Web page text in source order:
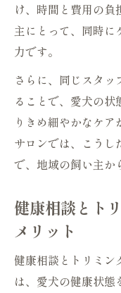
け、時間と費用の
主にとって、同時に
力です。
さらに、同じスタ
ることで、愛犬の
りきめ細やかなケ
サロンでは、こうし
で、地域の飼い主か
健康相談とト
メリット
健康相談とトリミン
は、愛犬の健康状態